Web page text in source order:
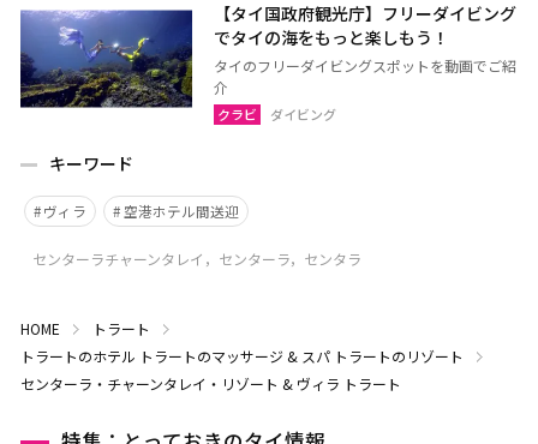
【タイ国政府観光庁】フリーダイビング
でタイの海をもっと楽しもう！
タイのフリーダイビングスポットを動画でご紹
介
クラビ ダイビング
キーワード
ヴィラ 空港ホテル間送迎
センターラチャーンタレイ，センターラ，センタラ
HOME
トラート
トラートのホテル トラートのマッサージ & スパ トラートのリゾート
センターラ・チャーンタレイ・リゾート & ヴィラ トラート